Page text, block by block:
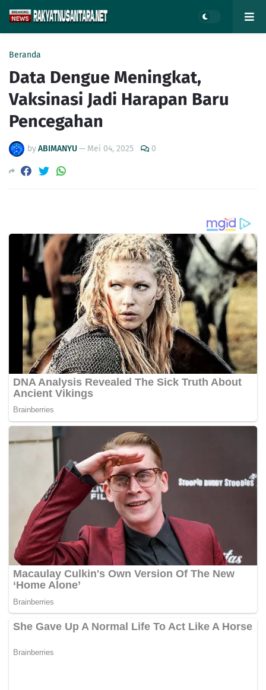
Beranda
Data Dengue Meningkat,
Vaksinasi Jadi Harapan Baru
Pencegahan
byABIMANYU— Mei 04, 2025 0